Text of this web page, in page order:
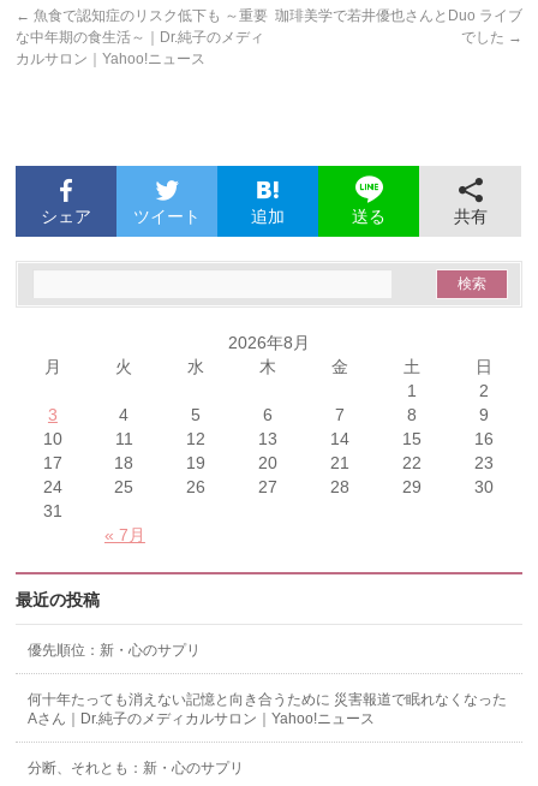
← 魚食で認知症のリスク低下も ～重要
な中年期の食生活～｜Dr.純子のメディ
カルサロン｜Yahoo!ニュース
珈琲美学で若井優也さんとDuo ライブ
でした →
シェア ツイート 追加 送る 共有
2026年8月
月
火 水 木 金 土 日
« 7月
1
2
3
4 5 6 7 8
9
10
11 12 13 14 15
16
17
18 19 20 21 22
23
24
25 26 27 28 29
30
31
最近の投稿
優先順位：新・心のサプリ
何十年たっても消えない記憶と向き合うために 災害報道で眠れなくなった
Aさん｜Dr.純子のメディカルサロン｜Yahoo!ニュース
分断、それとも：新・心のサプリ